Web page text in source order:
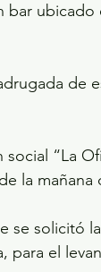
bar
de
“La
la
se solicitó
para el